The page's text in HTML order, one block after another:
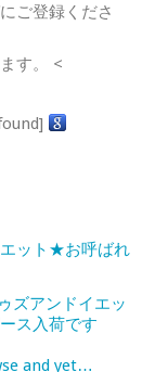
ご登録くださ
す。 <
ット★お呼ばれ
ズアンドイエッ
ス入荷です
and yet…